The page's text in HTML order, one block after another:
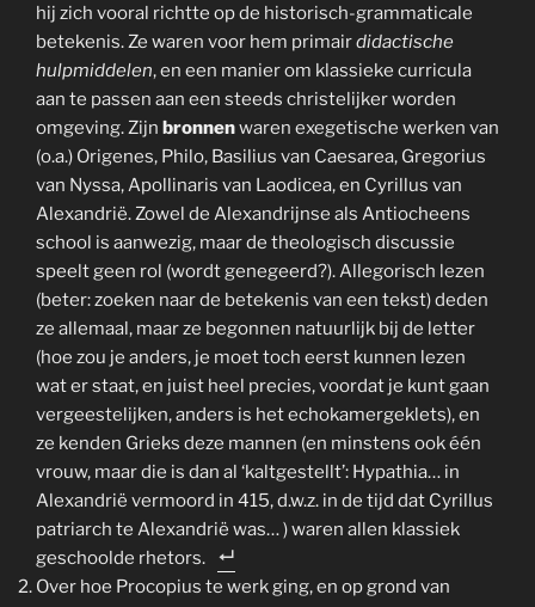
hij zich vooral richtte op de historisch-grammaticale
betekenis. Ze waren voor hem primairdidactische
hulpmiddelen, en een manier om klassieke curricula
aan te passen aan een steeds christelijker worden
omgeving. Zijn bronnenwaren exegetische werken van
(o.a.) Origenes, Philo, Basilius van Caesarea, Gregorius
van Nyssa, Apollinaris van Laodicea, en Cyrillus van
Alexandrië. Zowel de Alexandrijnse als Antiocheens
school is aanwezig, maar de theologisch discussie
speelt geen rol (wordt genegeerd?). Allegorisch lezen
(beter: zoeken naar de betekenis van een tekst) deden
ze allemaal, maar ze begonnen natuurlijk bij de letter
(hoe zou je anders, je moet toch eerst kunnen lezen
wat er staat, en juist heel precies, voordat je kunt gaan
vergeestelijken, anders is het echokamergeklets), en
ze kenden Grieks deze mannen (en minstens ook één
vrouw, maar die is dan al ‘kaltgestellt’: Hypathia… in
Alexandrië vermoord in 415, d.w.z. in de tijd dat Cyrillus
patriarch te Alexandrië was… ) waren allen klassiek
geschoolde rhetors.
Over hoe Procopius te werk ging, en op grond van